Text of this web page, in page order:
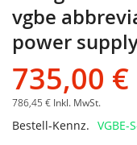
vgbe
power
735,00 €
786,45 € Inkl. MwSt.
Bestell-Kennz. VGBE-